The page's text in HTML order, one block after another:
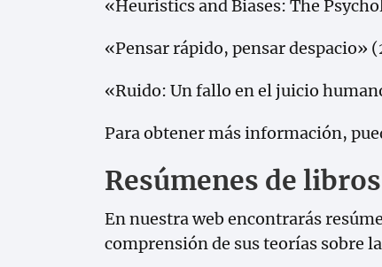
«Heuristics and Biases: The
«Pensar rápido, pensar despacio»
«Ruido: Un fallo en el juicio
Para obtener más información,
Resúmenes de
En nuestra web encontrarás
comprensión de sus teorías sobre